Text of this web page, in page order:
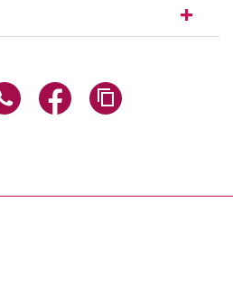
über E-Mail teilen
Seite über WhatsApp teilen
Seite über Facebook